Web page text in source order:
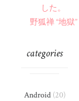
した。
野狐禅 “地獄”
categories
Android(20)